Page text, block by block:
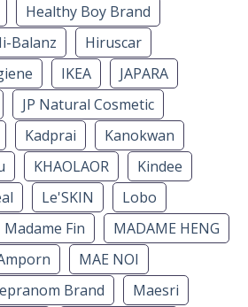
Healthy Boy Brand
Balanz
Hiruscar
IKEA
JAPARA
JP Natural Cosmetic
Kadprai
Kanokwan
KHAOLAOR
Kindee
Le'SKIN
Lobo
Madame Fin
MADAME HENG
MAE NOI
Brand
Maesri